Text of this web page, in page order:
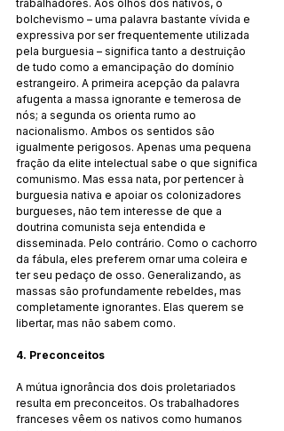
trabalhadores. Aos olhos dos nativos, o
bolchevismo – uma palavra bastante vívida e
expressiva por ser frequentemente utilizada
pela burguesia – significa tanto a destruição
de tudo como a emancipação do domínio
estrangeiro. A primeira acepção da palavra
afugenta a massa ignorante e temerosa de
nós; a segunda os orienta rumo ao
nacionalismo. Ambos os sentidos são
igualmente perigosos. Apenas uma pequena
fração da elite intelectual sabe o que significa
comunismo. Mas essa nata, por pertencer à
burguesia nativa e apoiar os colonizadores
burgueses, não tem interesse de que a
doutrina comunista seja entendida e
disseminada. Pelo contrário. Como o cachorro
da fábula, eles preferem ornar uma coleira e
ter seu pedaço de osso. Generalizando, as
massas são profundamente rebeldes, mas
completamente ignorantes. Elas querem se
libertar, mas não sabem como.
4. Preconceitos
A mútua ignorância dos dois proletariados
resulta em preconceitos. Os trabalhadores
franceses vêem os nativos como humanos